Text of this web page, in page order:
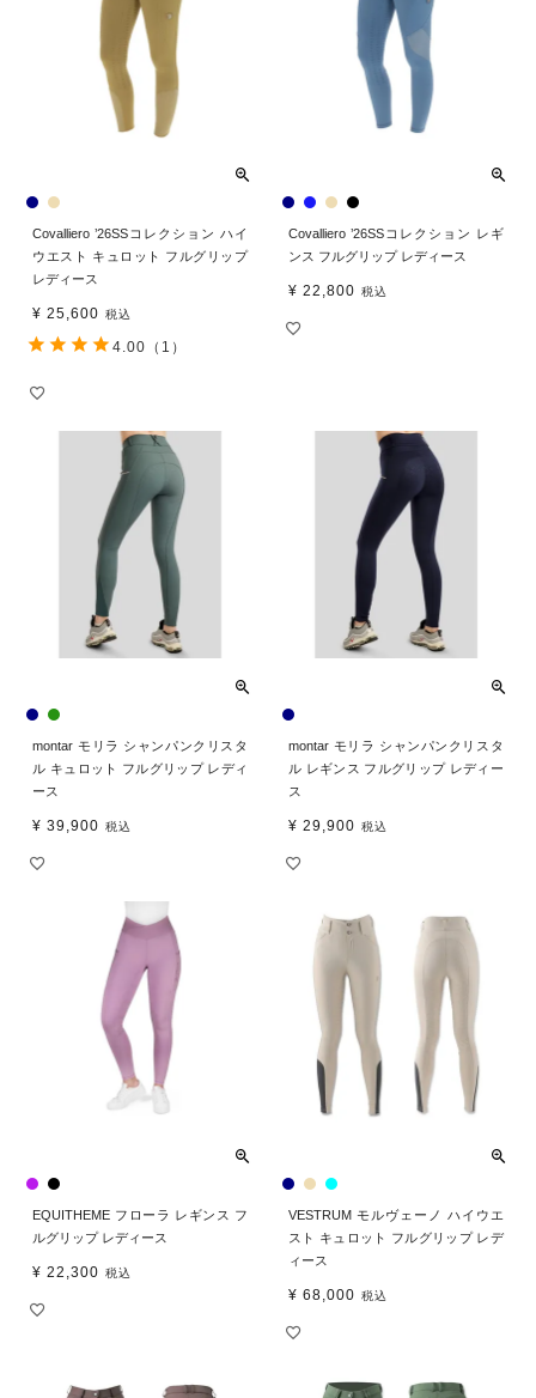
Covalliero ’26SSコレクション ハイ
ウエスト キュロット フルグリップ
レディース
¥ 25,600 税込
4.00 （1）
Covalliero ’26SSコレクション レギ
ンス フルグリップ レディース
¥ 22,800 税込
montar モリラ シャンパンクリスタ
ル キュロット フルグリップ レディ
ース
¥ 39,900 税込
montar モリラ シャンパンクリスタ
ル レギンス フルグリップ レディー
ス
¥ 29,900 税込
EQUITHEME フローラ レギンス フ
ルグリップ レディース
¥ 22,300 税込
VESTRUM モルヴェーノ ハイウエ
スト キュロット フルグリップ レデ
ィース
¥ 68,000 税込